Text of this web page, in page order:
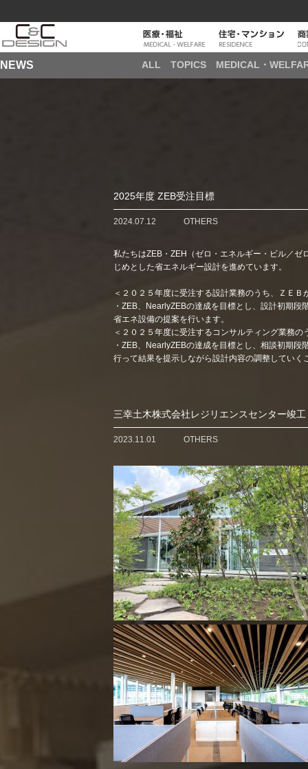
NEWS ALL TOPICS MEDICAL・
2025年度 ZEB受注目標
2024.07.12 OTHERS
私たちはZEB・ZEH（ゼロ・エネルギー・ビル／
じめとした省エネルギー設計を進めています。
＜２０２５年度に受注する設計業務のうち、ＺＥ
・ZEB、NearlyZEBの達成を目標とし、設計初期
省エネ設備の提案を行います。
＜２０２５年度に受注するコンサルティング業務
・ZEB、NearlyZEBの達成を目標とし、相談初期
行って結果を提示しながら設計内容の調整してい
三幸土木株式会社レジリエンスセンター竣
2023.11.01 OTHERS